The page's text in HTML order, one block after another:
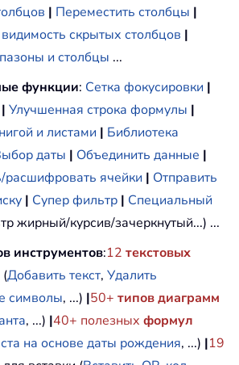
| Переместить столбцы |
скрытых столбцов |
и столбцы ...
функции: Сетка фокусировки |
| Улучшенная строка формулы |
и листами | Библиотека
даты | Объединить данные |
ячейки | Отправить
| Супер фильтр | Специальный
жирный/курсив/зачеркнутый...) ...
инструментов:12 текстовых
(Добавить текст, Удалить
символы, ...) |50+ типов диаграмм
, ...) |40+ полезных формул
на основе даты рождения, ...) |19